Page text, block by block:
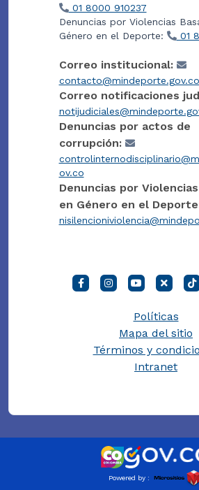
01 8000 910237
Denuncias por Violencias
Género en el Deporte:
01
Correo institucional:
contacto@mindeporte.gov.co
Correo notificaciones
Denuncias por actos de
corrupción:
ov.co
Denuncias por
en Género en el
Políticas
Mapa del sitio
Términos y
Intranet
Powered by :